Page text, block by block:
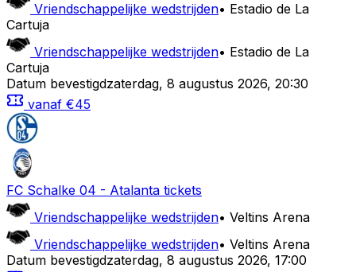
Vriendschappelijke wedstrijden• Estadio de La
Cartuja
Vriendschappelijke wedstrijden• Estadio de La
Cartuja
Datum bevestigdzaterdag, 8 augustus 2026, 20:30
vanaf €45
FC Schalke 04 - Atalanta tickets
Vriendschappelijke wedstrijden• Veltins Arena
Vriendschappelijke wedstrijden• Veltins Arena
Datum bevestigdzaterdag, 8 augustus 2026, 17:00